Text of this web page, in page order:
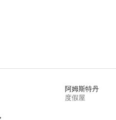
阿姆斯特丹
度假屋